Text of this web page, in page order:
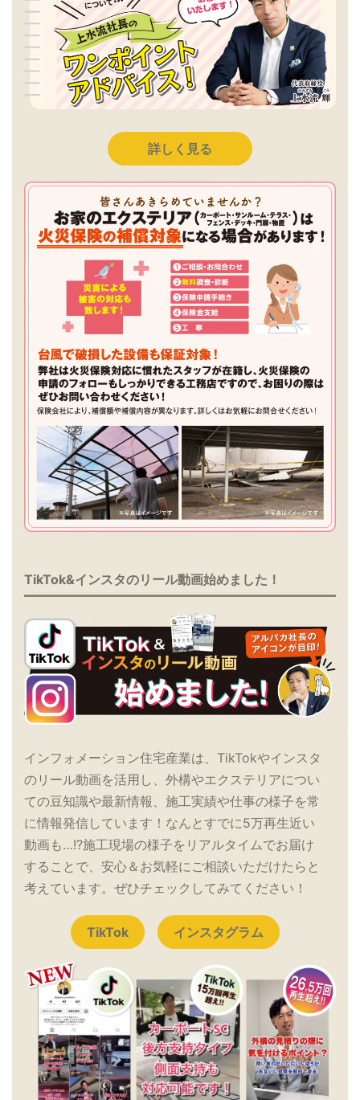
詳しく見る
TikTok&インスタのリール動画始めました！
インフォメーション住宅産業は、TikTokやインスタ
のリール動画を活用し、外構やエクステリアについ
ての豆知識や最新情報、施工実績や仕事の様子を常
に情報発信しています！なんとすでに5万再生近い
動画も…!?施工現場の様子をリアルタイムでお届け
することで、安心＆お気軽にご相談いただけたらと
考えています。ぜひチェックしてみてください！
TikTok インスタグラム